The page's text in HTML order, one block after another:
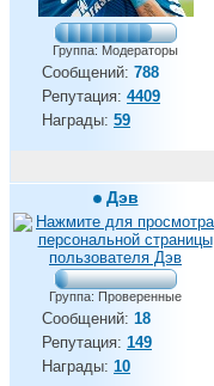
Группа: Модераторы
Сообщений: 788
Репутация: 4409
Награды: 59
Дэв
Группа: Проверенные
Сообщений: 18
Репутация: 149
Награды: 10